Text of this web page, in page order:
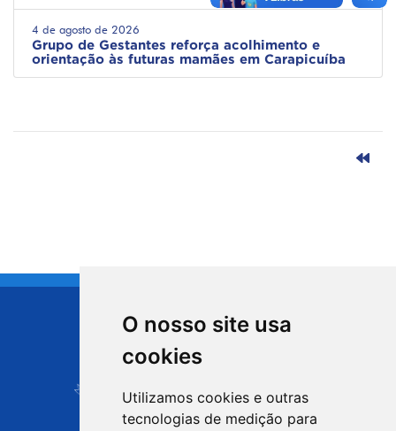
O nosso site usa
cookies
Utilizamos cookies e outras
tecnologias de medição para
4 de agosto de 2026
Grupo de Gestantes reforça acolhimento e
orientação às futuras mamães em Carapicuíba
CIDADE DE
Carapicuíba